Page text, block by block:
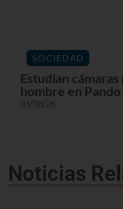
SOCIEDAD
Estudian
hombre en
03/08/26
Noticias